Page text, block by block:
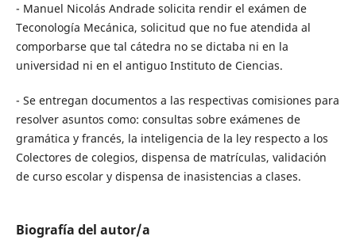
- Manuel Nicolás Andrade solicita rendir el exámen de
Teconología Mecánica, solicitud que no fue atendida al
comporbarse que tal cátedra no se dictaba ni en la
universidad ni en el antiguo Instituto de Ciencias.
- Se entregan documentos a las respectivas comisiones para
resolver asuntos como: consultas sobre exámenes de
gramática y francés, la inteligencia de la ley respecto a los
Colectores de colegios, dispensa de matrículas, validación
de curso escolar y dispensa de inasistencias a clases.
Biografía del autor/a